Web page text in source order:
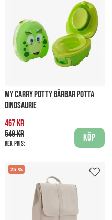
MY CARRY POTTY BÄRBAR POTTA
DINOSAURIE
467 kr
549 kr
Rek. pris:
Köp
25